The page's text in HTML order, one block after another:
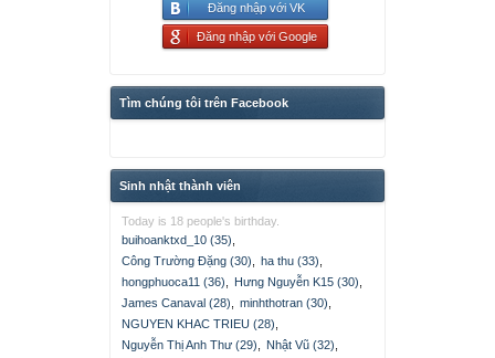
Đăng nhập với VK
Đăng nhập với Google
Tìm chúng tôi trên Facebook
Sinh nhật thành viên
Today is 18 people's birthday.
buihoanktxd_10 (35)
Công Trường Đặng (30)
ha thu (33)
hongphuoca11 (36)
Hưng Nguyễn K15 (30)
James Canaval (28)
minhthotran (30)
NGUYEN KHAC TRIEU (28)
Nguyễn Thị Anh Thư (29)
Nhật Vũ (32)